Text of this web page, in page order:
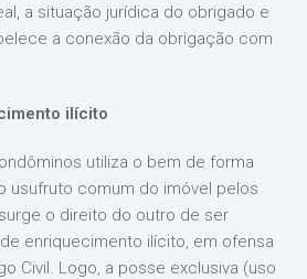
a situação jurídica do obrigado e
a conexão da obrigação com
ilícito
utiliza o bem de forma
usufruto comum do imóvel pelos
o direito do outro de ser
enriquecimento ilícito, em ofensa
Civil. Logo, a posse exclusiva (uso